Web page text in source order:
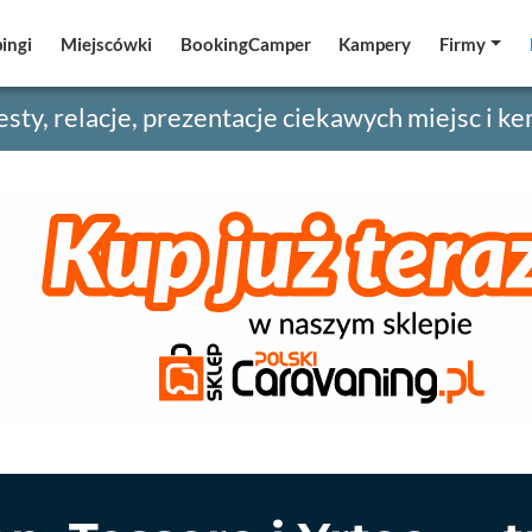
Miejscówki BookingCamper Kampery Firmy
relacje, prezentacje ciekawych miejsc i
Miejscówki BookingCamper Kampery Firmy